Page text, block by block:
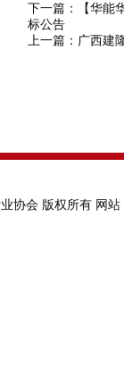
下一篇：
【华
标公告
上一篇： 广西建
协会 版权所有 网站